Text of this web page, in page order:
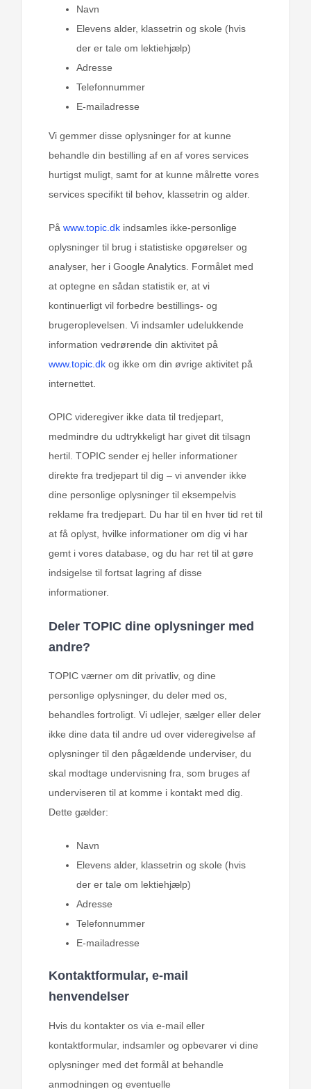
Navn
Elevens alder, klassetrin og skole (hvis
der er tale om lektiehjælp)
Adresse
Telefonnummer
E-mailadresse
Vi gemmer disse oplysninger for at kunne
behandle din bestilling af en af vores services
hurtigst muligt, samt for at kunne målrette vores
services specifikt til behov, klassetrin og alder.
På www.topic.dkindsamles ikke-personlige
oplysninger til brug i statistiske opgørelser og
analyser, her i Google Analytics. Formålet med
at optegne en sådan statistik er, at vi
kontinuerligt vil forbedre bestillings- og
brugeroplevelsen. Vi indsamler udelukkende
information vedrørende din aktivitet på
www.topic.dkog ikke om din øvrige aktivitet på
internettet.
OPIC videregiver ikke data til tredjepart,
medmindre du udtrykkeligt har givet dit tilsagn
hertil. TOPIC sender ej heller informationer
direkte fra tredjepart til dig – vi anvender ikke
dine personlige oplysninger til eksempelvis
reklame fra tredjepart. Du har til en hver tid ret til
at få oplyst, hvilke informationer om dig vi har
gemt i vores database, og du har ret til at gøre
indsigelse til fortsat lagring af disse
informationer.
Deler TOPIC dine oplysninger med
andre?
TOPIC værner om dit privatliv, og dine
personlige oplysninger, du deler med os,
behandles fortroligt. Vi udlejer, sælger eller deler
ikke dine data til andre ud over videregivelse af
oplysninger til den pågældende underviser, du
skal modtage undervisning fra, som bruges af
underviseren til at komme i kontakt med dig.
Dette gælder:
Navn
Elevens alder, klassetrin og skole (hvis
der er tale om lektiehjælp)
Adresse
Telefonnummer
E-mailadresse
Kontaktformular, e-mail
henvendelser
Hvis du kontakter os via e-mail eller
kontaktformular, indsamler og opbevarer vi dine
oplysninger med det formål at behandle
anmodningen og eventuelle